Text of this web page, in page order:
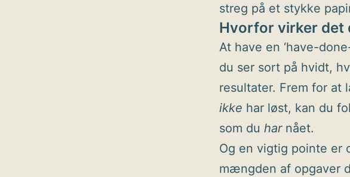
streg på et stykke
Hvorfor virker det
At have en ‘have-
du ser sort på hvidt,
resultater. Frem for at
ikke har løst, kan du
som du har nået.
Og en vigtig pointe er
mængden af opgaver